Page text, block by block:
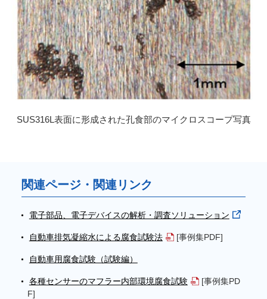
SUS316L表面に形成された孔食部のマイクロスコープ写真
関連ページ・関連リンク
電子部品、電子デバイスの解析・調査ソリューション
自動車排気凝縮水による腐食試験法 [事例集PDF]
自動車用腐食試験（試験編）
各種センサーのマフラー内部環境腐食試験
[事例集PD
F]